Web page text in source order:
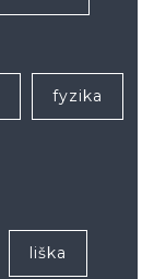
fyzika
liška